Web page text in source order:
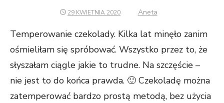
POSTED
29 KWIETNIA 2020 Author
Aneta
Temperowanie czekolady. Kilka lat minęło zanim
ośmieliłam się spróbować. Wszystko przez to, że
słyszałam ciągle jakie to trudne. Na szczęście –
nie jest to do końca prawda. 🙂 Czekoladę można
zatemperować bardzo prostą metodą, bez użycia
Konieczne
nie są
opcjonalne. Są
one potrzebne
do
funkcjonowania